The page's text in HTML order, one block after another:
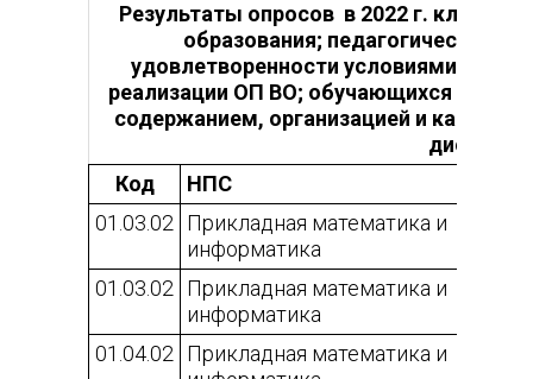
Результаты опросов в 2022 г.
образования; педагогических
удовлетворенности условиями и
реализации ОП ВО; обучающихся НИЯУ
содержанием, организацией и
Код
НПС
01.03.02
Прикладная математика и
информатика
01.03.02
Прикладная математика и
информатика
01.04.02
Прикладная математика и